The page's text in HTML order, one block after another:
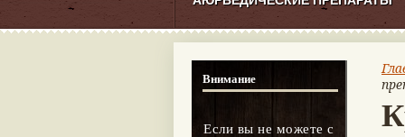
Внимание
Если вы не можете с